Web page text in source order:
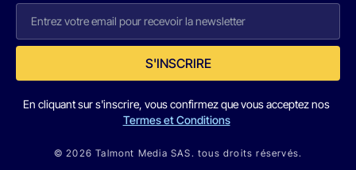
S'INSCRIRE
En cliquant sur s'inscrire, vous confirmez que vous acceptez nos
Termes et Conditions
© 2026 Talmont Media SAS. tous droits réservés.